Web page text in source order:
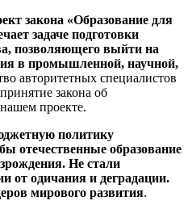
закона «Образование для
задаче подготовки
позволяющего выйти на
в промышленной, научной,
авторитетных специалистов
закона об
проекте.
политику
отечественные образование
Не стали
от одичания и деградации.
мирового развития.